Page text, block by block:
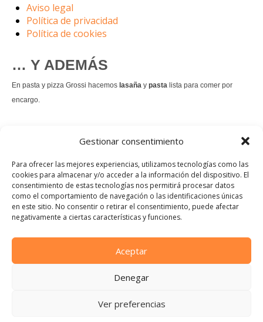
Gestionar consentimiento
Para ofrecer las mejores experiencias, utilizamos tecnologías como las
cookies para almacenar y/o acceder a la información del dispositivo. El
consentimiento de estas tecnologías nos permitirá procesar datos
como el comportamiento de navegación o las identificaciones únicas
en este sitio. No consentir o retirar el consentimiento, puede afectar
negativamente a ciertas características y funciones.
Aceptar
Denegar
Ver preferencias
Aviso legal
Política de privacidad
Política de cookies
… Y ADEMÁS
En pasta y pizza Grossi hacemos lasaña y pasta lista para comer por
encargo.
es un permanente.
Pedir comida Just eat
Instagram
Facebook
TikTok
Dirección:
Calle Manuel Allende, 12, 48010 Bilbao, Vizcaya
Teléfono:
info@pastaypizzagrossi.com